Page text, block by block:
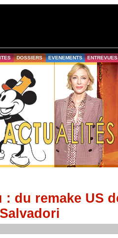
DOSSIERS EVENEMENTS ENTREVUES
du remake US